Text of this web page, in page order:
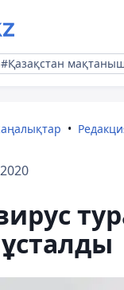
#Қазақстан